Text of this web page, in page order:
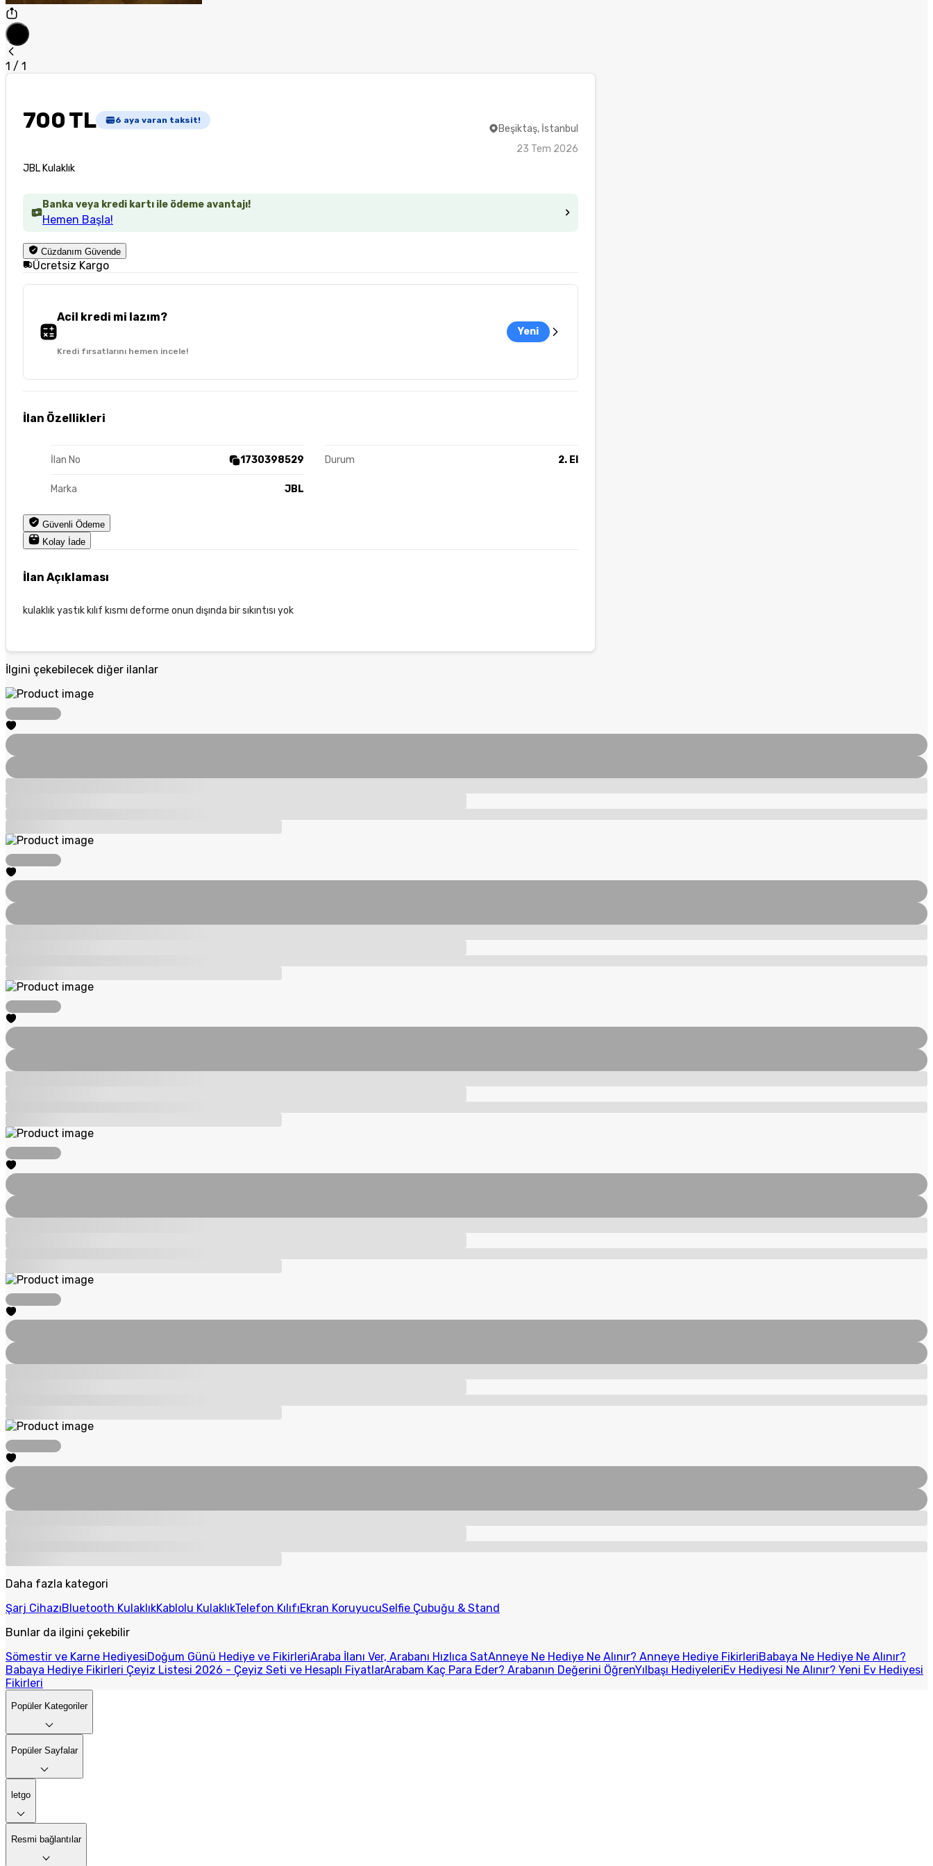
1 / 1
700 TL 6 aya varan taksit!
JBL Kulaklık
Beşiktaş, İstanbul
23 Tem 2026
Banka veya kredi kartı ile ödeme avantajı!
Hemen Başla!
Cüzdanım Güvende
Ücretsiz Kargo
Acil kredi mi lazım?
Kredi fırsatlarını hemen incele!
Yeni
İlan Özellikleri
İlan No 1730398529 Durum 2. El
Marka JBL
Güvenli Ödeme
Kolay İade
İlan Açıklaması
kulaklık yastık kılıf kısmı deforme onun dışında bir sıkıntısı yok
İlgini çekebilecek diğer ilanlar
Daha fazla kategori
Şarj CihazıBluetooth KulaklıkKablolu KulaklıkTelefon KılıfıEkran KoruyucuSelfie Çubuğu & Stand
Bunlar da ilgini çekebilir
Sömestir ve Karne HediyesiDoğum Günü Hediye ve FikirleriAraba İlanı Ver, Arabanı Hızlıca SatAnneye Ne Hediye Ne Alınır? Anneye Hediye FikirleriBabaya Ne Hediye Ne Alınır?
Babaya Hediye Fikirleri Çeyiz Listesi 2026 - Çeyiz Seti ve Hesaplı FiyatlarArabam Kaç Para Eder? Arabanın Değerini ÖğrenYılbaşı HediyeleriEv Hediyesi Ne Alınır? Yeni Ev Hediyesi
Fikirleri
Popüler Kategoriler
Popüler Sayfalar
letgo
Resmi bağlantılar